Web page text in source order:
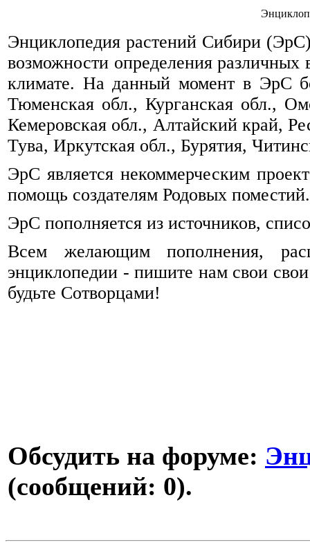
Энциклопедия растений Сибири (ЭрС)
возможности определения
климате. На данный момент в ЭрС
Тюменская обл., Курганская обл.,
Кемеровская обл., Алтайский край,
Тува, Иркутская обл., Бурятия,
ЭрС является некоммерческим
помощь создателям Родовых поместий.
ЭрС пополняется из источников,
Всем желающим пополнения,
энциклопедии - пишите нам свои
будьте Сотворцами!
Обсудить на форуме:
(сообщений: 0).